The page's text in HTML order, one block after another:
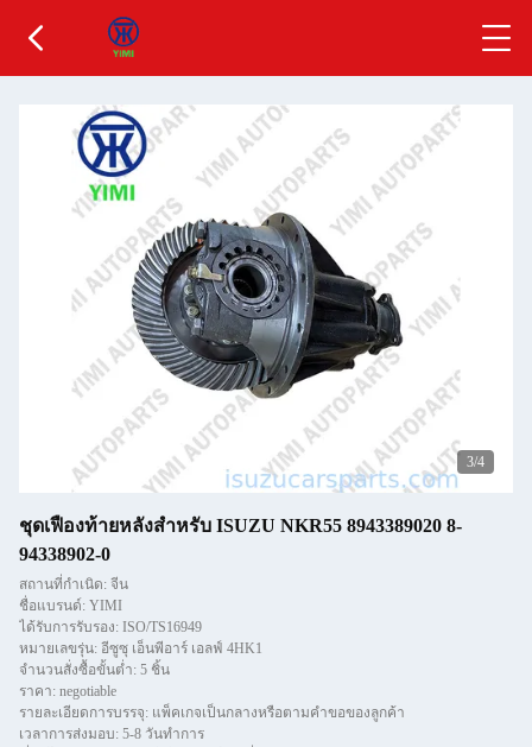
3/4
ชุดเฟืองท้ายหลังสำหรับ ISUZU NKR55 8943389020 8-
94338902-0
สถานที่กำเนิด: จีน
ชื่อแบรนด์: YIMI
ได้รับการรับรอง: ISO/TS16949
หมายเลขรุ่น: อีซูซุ เอ็นพีอาร์ เอลฟ์ 4HK1
จำนวนสั่งซื้อขั้นต่ำ: 5 ชิ้น
ราคา: negotiable
รายละเอียดการบรรจุ: แพ็คเกจเป็นกลางหรือตามคำขอของลูกค้า
เวลาการส่งมอบ: 5-8 วันทำการ